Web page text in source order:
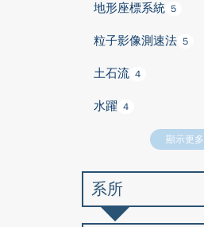
地形座標系統 5
粒子影像測速法 5
土石流 4
水躍 4
顯示更多
系所